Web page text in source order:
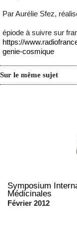
Par Aurélie Sfez,
épiode à suivre sur
https://
genie-cosmique
Sur le même sujet
Symposium
Médicinales
Février 2012